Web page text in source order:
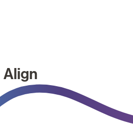
Align